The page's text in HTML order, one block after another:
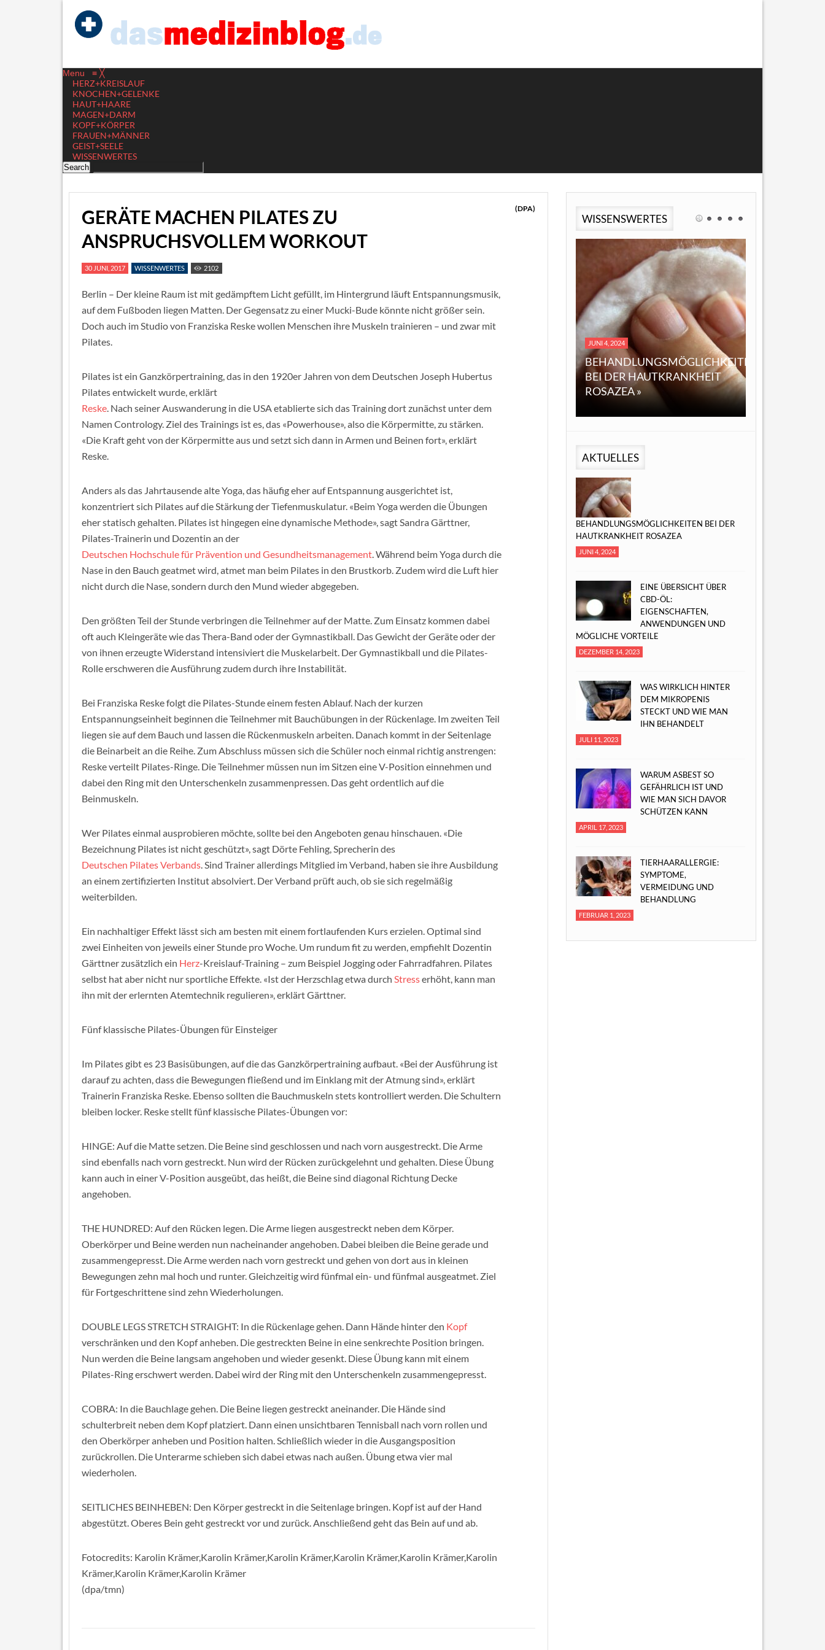
Menu ≡ ╳
HERZ+KREISLAUF
KNOCHEN+GELENKE
HAUT+HAARE
MAGEN+DARM
KOPF+KÖRPER
FRAUEN+MÄNNER
GEIST+SEELE
WISSENWERTES
GERÄTE MACHEN PILATES ZU
ANSPRUCHSVOLLEM WORKOUT
(DPA)
30 JUNI, 2017 WISSENWERTES 2102
Berlin – Der kleine Raum ist mit gedämpftem Licht gefüllt, im Hintergrund läuft Entspannungsmusik,
auf dem Fußboden liegen Matten. Der Gegensatz zu einer Mucki-Bude könnte nicht größer sein.
Doch auch im Studio von Franziska Reske wollen Menschen ihre Muskeln trainieren – und zwar mit
Pilates.
Pilates ist ein Ganzkörpertraining, das in den 1920er Jahren von dem Deutschen Joseph Hubertus
Pilates entwickelt wurde, erklärt
Reske. Nach seiner Auswanderung in die USA etablierte sich das Training dort zunächst unter dem
Namen Contrology. Ziel des Trainings ist es, das «Powerhouse», also die Körpermitte, zu stärken.
«Die Kraft geht von der Körpermitte aus und setzt sich dann in Armen und Beinen fort», erklärt
Reske.
Anders als das Jahrtausende alte Yoga, das häufig eher auf Entspannung ausgerichtet ist,
konzentriert sich Pilates auf die Stärkung der Tiefenmuskulatur. «Beim Yoga werden die Übungen
eher statisch gehalten. Pilates ist hingegen eine dynamische Methode», sagt Sandra Gärttner,
Pilates-Trainerin und Dozentin an der
Deutschen Hochschule für Prävention und Gesundheitsmanagement. Während beim Yoga durch die
Nase in den Bauch geatmet wird, atmet man beim Pilates in den Brustkorb. Zudem wird die Luft hier
nicht durch die Nase, sondern durch den Mund wieder abgegeben.
Den größten Teil der Stunde verbringen die Teilnehmer auf der Matte. Zum Einsatz kommen dabei
oft auch Kleingeräte wie das Thera-Band oder der Gymnastikball. Das Gewicht der Geräte oder der
von ihnen erzeugte Widerstand intensiviert die Muskelarbeit. Der Gymnastikball und die Pilates-
Rolle erschweren die Ausführung zudem durch ihre Instabilität.
Bei Franziska Reske folgt die Pilates-Stunde einem festen Ablauf. Nach der kurzen
Entspannungseinheit beginnen die Teilnehmer mit Bauchübungen in der Rückenlage. Im zweiten Teil
liegen sie auf dem Bauch und lassen die Rückenmuskeln arbeiten. Danach kommt in der Seitenlage
die Beinarbeit an die Reihe. Zum Abschluss müssen sich die Schüler noch einmal richtig anstrengen:
Reske verteilt Pilates-Ringe. Die Teilnehmer müssen nun im Sitzen eine V-Position einnehmen und
dabei den Ring mit den Unterschenkeln zusammenpressen. Das geht ordentlich auf die
Beinmuskeln.
Wer Pilates einmal ausprobieren möchte, sollte bei den Angeboten genau hinschauen. «Die
Bezeichnung Pilates ist nicht geschützt», sagt Dörte Fehling, Sprecherin des
Deutschen Pilates Verbands. Sind Trainer allerdings Mitglied im Verband, haben sie ihre Ausbildung
an einem zertifizierten Institut absolviert. Der Verband prüft auch, ob sie sich regelmäßig
weiterbilden.
Ein nachhaltiger Effekt lässt sich am besten mit einem fortlaufenden Kurs erzielen. Optimal sind
zwei Einheiten von jeweils einer Stunde pro Woche. Um rundum fit zu werden, empfiehlt Dozentin
Gärttner zusätzlich ein Herz-Kreislauf-Training – zum Beispiel Jogging oder Fahrradfahren. Pilates
selbst hat aber nicht nur sportliche Effekte. «Ist der Herzschlag etwa durch Stresserhöht, kann man
ihn mit der erlernten Atemtechnik regulieren», erklärt Gärttner.
Fünf klassische Pilates-Übungen für Einsteiger
Im Pilates gibt es 23 Basisübungen, auf die das Ganzkörpertraining aufbaut. «Bei der Ausführung ist
darauf zu achten, dass die Bewegungen fließend und im Einklang mit der Atmung sind», erklärt
Trainerin Franziska Reske. Ebenso sollten die Bauchmuskeln stets kontrolliert werden. Die Schultern
bleiben locker. Reske stellt fünf klassische Pilates-Übungen vor:
HINGE: Auf die Matte setzen. Die Beine sind geschlossen und nach vorn ausgestreckt. Die Arme
sind ebenfalls nach vorn gestreckt. Nun wird der Rücken zurückgelehnt und gehalten. Diese Übung
kann auch in einer V-Position ausgeübt, das heißt, die Beine sind diagonal Richtung Decke
angehoben.
THE HUNDRED: Auf den Rücken legen. Die Arme liegen ausgestreckt neben dem Körper.
Oberkörper und Beine werden nun nacheinander angehoben. Dabei bleiben die Beine gerade und
zusammengepresst. Die Arme werden nach vorn gestreckt und gehen von dort aus in kleinen
Bewegungen zehn mal hoch und runter. Gleichzeitig wird fünfmal ein- und fünfmal ausgeatmet. Ziel
für Fortgeschrittene sind zehn Wiederholungen.
DOUBLE LEGS STRETCH STRAIGHT: In die Rückenlage gehen. Dann Hände hinter den Kopf
verschränken und den Kopf anheben. Die gestreckten Beine in eine senkrechte Position bringen.
Nun werden die Beine langsam angehoben und wieder gesenkt. Diese Übung kann mit einem
Pilates-Ring erschwert werden. Dabei wird der Ring mit den Unterschenkeln zusammengepresst.
COBRA: In die Bauchlage gehen. Die Beine liegen gestreckt aneinander. Die Hände sind
schulterbreit neben dem Kopf platziert. Dann einen unsichtbaren Tennisball nach vorn rollen und
den Oberkörper anheben und Position halten. Schließlich wieder in die Ausgangsposition
zurückrollen. Die Unterarme schieben sich dabei etwas nach außen. Übung etwa vier mal
wiederholen.
SEITLICHES BEINHEBEN: Den Körper gestreckt in die Seitenlage bringen. Kopf ist auf der Hand
abgestützt. Oberes Bein geht gestreckt vor und zurück. Anschließend geht das Bein auf und ab.
Fotocredits: Karolin Krämer,Karolin Krämer,Karolin Krämer,Karolin Krämer,Karolin Krämer,Karolin
Krämer,Karolin Krämer,Karolin Krämer
(dpa/tmn)
WISSENSWERTES
BEHANDLUNGSMÖGLICHKEITEN
BEI DER HAUTKRANKHEIT
ROSAZEA »
DEZEMBER 14, 2023
EINE ÜBERSICHT ÜBER
ÖL: EIGENSCHAFTEN,
ANWENDUNGEN UND
MÖGLICHE VORTEILE »
AKTUELLES
BEHANDLUNGSMÖGLICHKEITEN BEI DER
HAUTKRANKHEIT ROSAZEA
JUNI 4, 2024
EINE ÜBERSICHT ÜBER
CBD-ÖL:
EIGENSCHAFTEN,
ANWENDUNGEN UND
MÖGLICHE VORTEILE
DEZEMBER 14, 2023
WAS WIRKLICH HINTER
DEM MIKROPENIS
STECKT UND WIE MAN
IHN BEHANDELT
JULI 11, 2023
WARUM ASBEST SO
GEFÄHRLICH IST UND
WIE MAN SICH DAVOR
SCHÜTZEN KANN
APRIL 17, 2023
TIERHAARALLERGIE:
SYMPTOME,
VERMEIDUNG UND
BEHANDLUNG
FEBRUAR 1, 2023